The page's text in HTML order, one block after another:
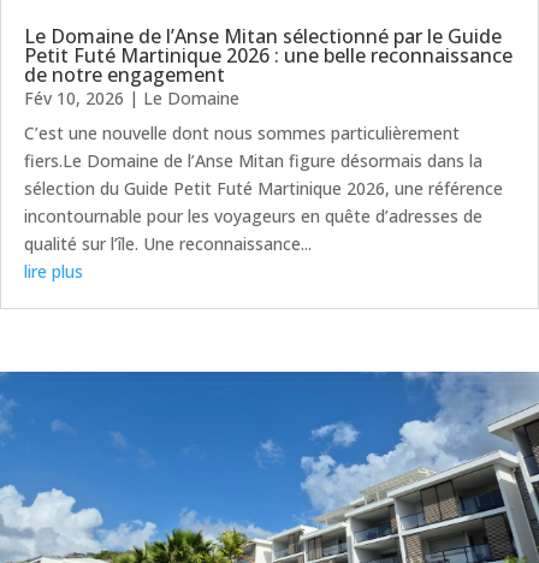
Le Domaine de l’Anse Mitan sélectionné par le Guide
Petit Futé Martinique 2026 : une belle reconnaissance
de notre engagement
Fév 10, 2026 | Le Domaine
C’est une nouvelle dont nous sommes particulièrement
fiers.Le Domaine de l’Anse Mitan figure désormais dans la
sélection du Guide Petit Futé Martinique 2026, une référence
incontournable pour les voyageurs en quête d’adresses de
qualité sur l’île. Une reconnaissance...
lire plus